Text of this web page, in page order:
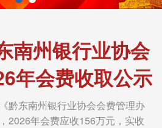
南州银行业协会
年会费收取公示
黔东南州银行业协会会费管理办
2026年会费应收156万元，实收